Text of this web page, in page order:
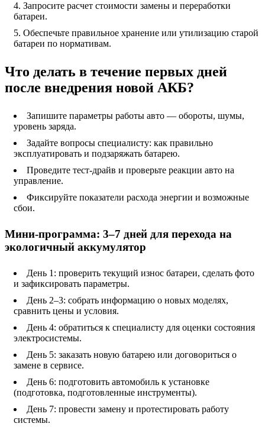
Запросите расчет стоимости замены и переработки
батареи.
Обеспечьте правильное хранение или утилизацию старой
батареи по нормативам.
Что делать в течение первых дней
после внедрения новой АКБ?
Запишите параметры работы авто — обороты, шумы,
уровень заряда.
Задайте вопросы специалисту: как правильно
эксплуатировать и подзаряжать батарею.
Проведите тест-драйв и проверьте реакции авто на
управление.
Фиксируйте показатели расхода энергии и возможные
сбои.
Мини‑программа: 3–7 дней для перехода на
экологичный аккумулятор
День 1: проверить текущий износ батареи, сделать фото
и зафиксировать параметры.
День 2–3: собрать информацию о новых моделях,
сравнить цены и условия.
День 4: обратиться к специалисту для оценки состояния
электросистемы.
День 5: заказать новую батарею или договориться о
замене в сервисе.
День 6: подготовить автомобиль к установке
(подготовка, подготовленные инструменты).
День 7: провести замену и протестировать работу
системы.